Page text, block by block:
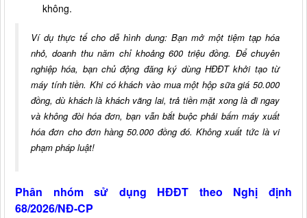
không.
Ví dụ thực tế cho dễ hình dung: Bạn mở một tiệm tạp hóa
nhỏ, doanh thu năm chỉ khoảng 600 triệu đồng. Để chuyên
nghiệp hóa, bạn chủ động đăng ký dùng HĐĐT khởi tạo từ
máy tính tiền. Khi có khách vào mua một hộp sữa giá 50.000
đồng, dù khách là khách vãng lai, trả tiền mặt xong là đi ngay
và không đòi hóa đơn, bạn vẫn bắt buộc phải bấm máy xuất
hóa đơn cho đơn hàng 50.000 đồng đó. Không xuất tức là vi
phạm pháp luật!
Phân nhóm sử dụng HĐĐT theo Nghị định
68/2026/NĐ-CP